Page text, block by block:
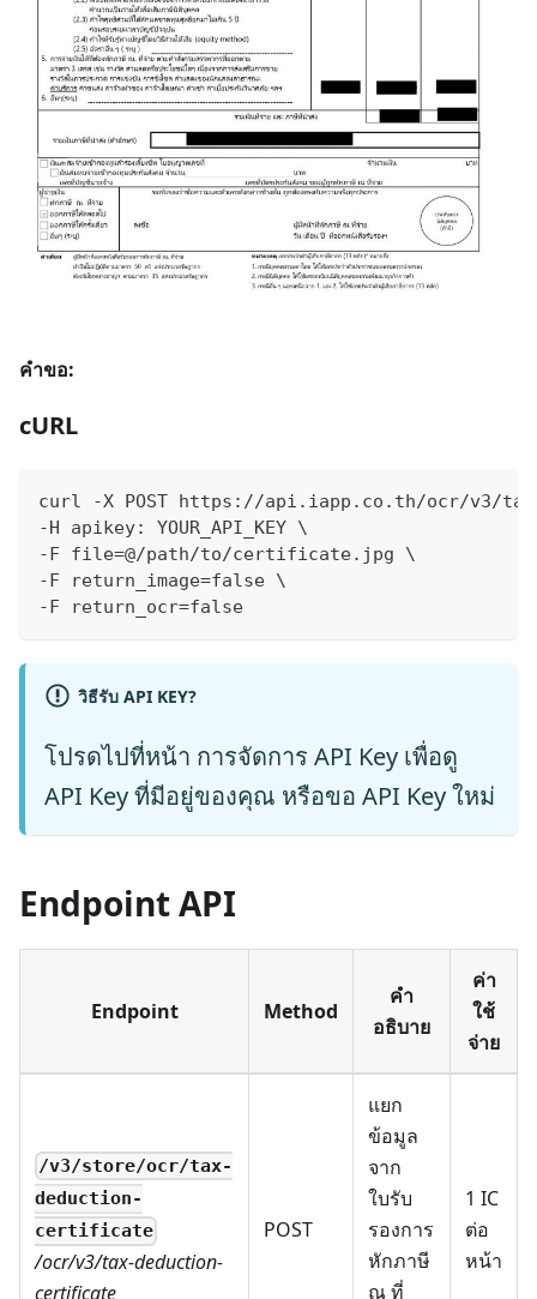
คำขอ:
cURL
curl -X POST https://api.iapp.co.th/ocr/v3/
-H apikey: YOUR_API_KEY \
-F file=@/path/to/certificate.jpg \
-F return_image=false \
-F return_ocr=false
วิธีรับ API KEY?
โปรดไปที่หน้า การจัดการ API Key เพื่อดู
API Key ที่มีอยู่ของคุณ หรือขอ API Key ใหม่
Endpoint API
Endpoint Method
คำ
อธิบาย
ค่า
ใช้
จ่าย
/v3/store/ocr/tax-
deduction-
certificate
/ocr/v3/tax-deduction-
certificate
POST
แยก
ข้อมูล
จาก
ใบรับ
รองการ
หักภาษี
ณ ที่
1 IC
ต่อ
หน้า